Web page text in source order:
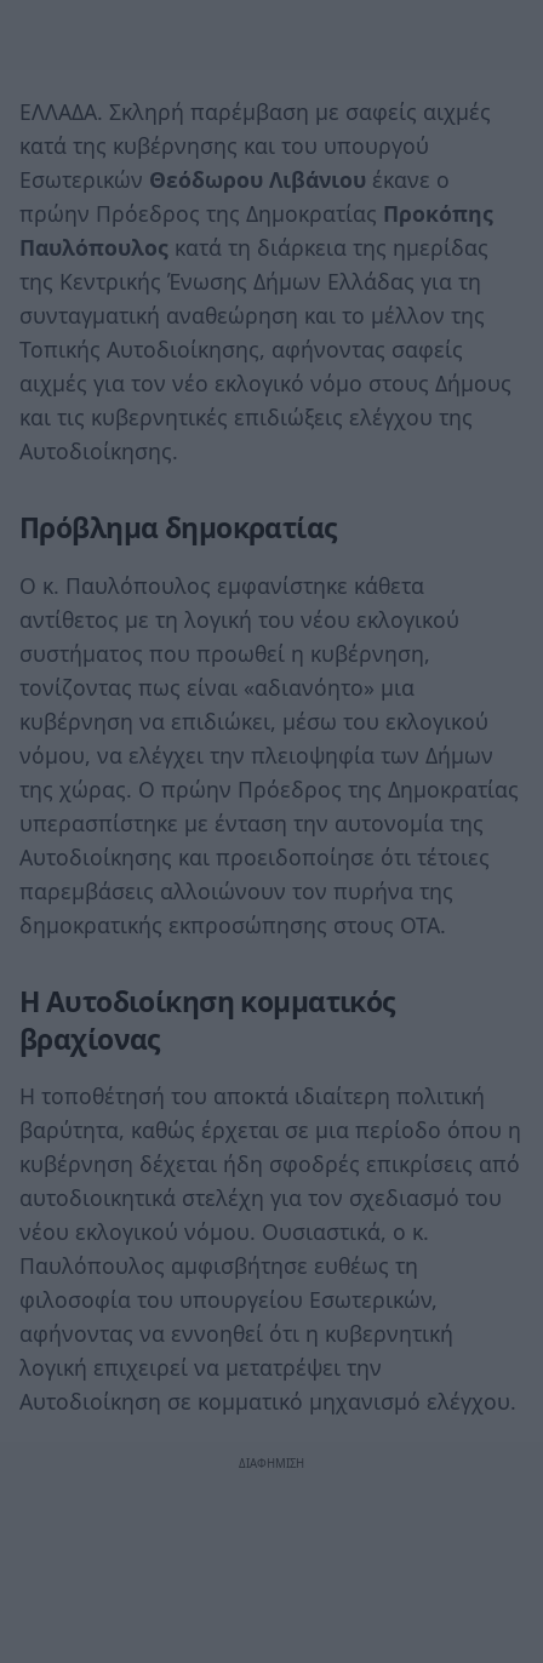
ΕΛΛΑΔΑ. Σκληρή παρέμβαση με σαφείς αιχμές
κατά της κυβέρνησης και του υπουργού
Εσωτερικών Θεόδωρου Λιβάνιου έκανε ο
πρώην Πρόεδρος της Δημοκρατίας Προκόπης
Παυλόπουλος κατά τη διάρκεια της ημερίδας
της Κεντρικής Ένωσης Δήμων Ελλάδας για τη
συνταγματική αναθεώρηση και το μέλλον της
Τοπικής Αυτοδιοίκησης, αφήνοντας σαφείς
αιχμές για τον νέο εκλογικό νόμο στους Δήμους
και τις κυβερνητικές επιδιώξεις ελέγχου της
Αυτοδιοίκησης.
Πρόβλημα δημοκρατίας
Ο κ. Παυλόπουλος εμφανίστηκε κάθετα
αντίθετος με τη λογική του νέου εκλογικού
συστήματος που προωθεί η κυβέρνηση,
τονίζοντας πως είναι «αδιανόητο» μια
κυβέρνηση να επιδιώκει, μέσω του εκλογικού
νόμου, να ελέγχει την πλειοψηφία των Δήμων
της χώρας. Ο πρώην Πρόεδρος της Δημοκρατίας
υπερασπίστηκε με ένταση την αυτονομία της
Αυτοδιοίκησης και προειδοποίησε ότι τέτοιες
παρεμβάσεις αλλοιώνουν τον πυρήνα της
δημοκρατικής εκπροσώπησης στους ΟΤΑ.
Η Αυτοδιοίκηση κομματικός
βραχίονας
Η τοποθέτησή του αποκτά ιδιαίτερη πολιτική
βαρύτητα, καθώς έρχεται σε μια περίοδο όπου η
κυβέρνηση δέχεται ήδη σφοδρές επικρίσεις από
αυτοδιοικητικά στελέχη για τον σχεδιασμό του
νέου εκλογικού νόμου. Ουσιαστικά, ο κ.
Παυλόπουλος αμφισβήτησε ευθέως τη
φιλοσοφία του υπουργείου Εσωτερικών,
αφήνοντας να εννοηθεί ότι η κυβερνητική
λογική επιχειρεί να μετατρέψει την
Αυτοδιοίκηση σε κομματικό μηχανισμό ελέγχου.